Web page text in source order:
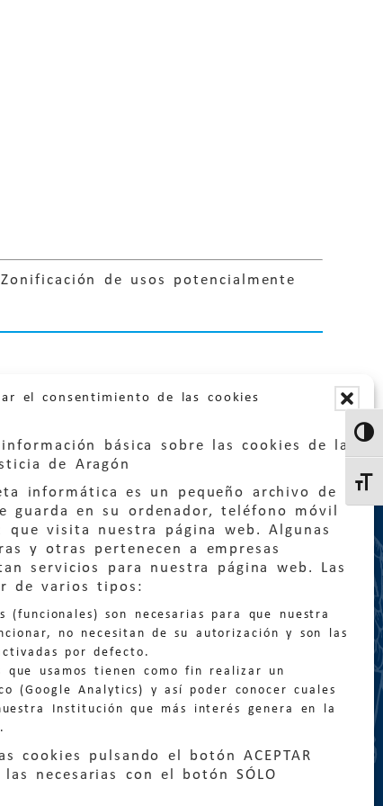
el consentimiento de las cookies
básica sobre las cookies de la
de Aragón
informática es un pequeño archivo de
guarda en su ordenador, teléfono móvil
que visita nuestra página web. Algunas
y otras pertenecen a empresas
servicios para nuestra página web. Las
de varios tipos:
(funcionales) son necesarias para que nuestra
no necesitan de su autorización y son las
por defecto.
que usamos tienen como fin realizar un
(Google Analytics) y así poder conocer cuales
Institución que más interés genera en la
cookies pulsando el botón ACEPTAR
necesarias con el botón SÓLO
de usos potencialmente
general:
900 210 210/ 976 399 354